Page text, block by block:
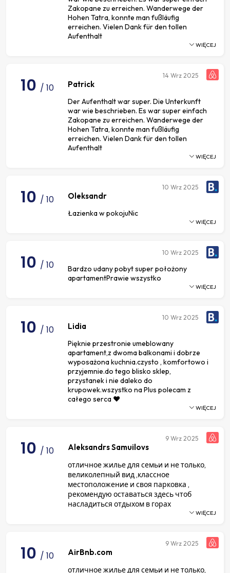
Zakopane zu erreichen. Wanderwege der
Hohen Tatra, konnte man fußläufig
erreichen. Vielen Dank für den tollen
Aufenthalt
WIĘCEJ
10 / 10 Patrick
Der Aufenthalt war super. Die Unterkunft
war wie beschrieben. Es war super einfach
Zakopane zu erreichen. Wanderwege der
Hohen Tatra, konnte man fußläufig
erreichen. Vielen Dank für den tollen
Aufenthalt
14 Wrz 2025
WIĘCEJ
10 / 10 Oleksandr
Łazienka w pokojuNic
10 Wrz 2025
WIĘCEJ
10 / 10
Bardzo udany pobyt super położony
apartamentPrawie wszystko
10 Wrz 2025
WIĘCEJ
10 / 10 Lidia
Pięknie przestronie umeblowany
apartament,z dwoma balkonami i dobrze
wyposażona kuchnia.czysto , komfortowo i
przyjemnie.do tego blisko sklep,
przystanek i nie daleko do
krupowek.wszystko na Plus polecam z
całego serca ♥️
10 Wrz 2025
WIĘCEJ
10 / 10 Aleksandrs Samuilovs
отличное жилье для семьи и не только,
великолепный вид ,классное
местоположение и своя парковка ,
рекомендую оставаться здесь чтоб
насладиться отдыхом в горах
9 Wrz 2025
WIĘCEJ
10 / 10 AirBnb.com
отличное жилье для семьи и не только,
9 Wrz 2025